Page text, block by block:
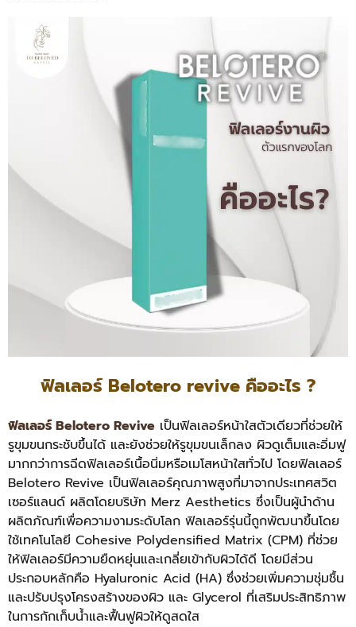
ฟิลเลอร์ Belotero revive คืออะไร ?
ฟิลเลอร์ Belotero Revive เป็นฟิลเลอร์หน้าใสตัวเดียวที่ช่วยให้
รูขุมขนกระชับขึ้นได้ และยังช่วยให้รูขุมขนเล็กลง ผิวดูเต็มและอิ่มฟู
มากกว่าการฉีดฟิลเลอร์เนื้อนิ่มหรือเมโสหน้าใสทั่วไป โดยฟิลเลอร์
Belotero Revive เป็นฟิลเลอร์คุณภาพสูงที่มาจากประเทศสวิต
เซอร์แลนด์ ผลิตโดยบริษัท Merz Aesthetics ซึ่งเป็นผู้นำด้าน
ผลิตภัณฑ์เพื่อความงามระดับโลก ฟิลเลอร์รุ่นนี้ถูกพัฒนาขึ้นโดย
ใช้เทคโนโลยี Cohesive Polydensified Matrix (CPM) ที่ช่วย
ให้ฟิลเลอร์มีความยืดหยุ่นและเกลี่ยเข้ากับผิวได้ดี โดยมีส่วน
ประกอบหลักคือ Hyaluronic Acid (HA) ซึ่งช่วยเพิ่มความชุ่มชื้น
และปรับปรุงโครงสร้างของผิว และ Glycerol ที่เสริมประสิทธิภาพ
ในการกักเก็บน้ำและฟื้นฟูผิวให้ดูสดใส